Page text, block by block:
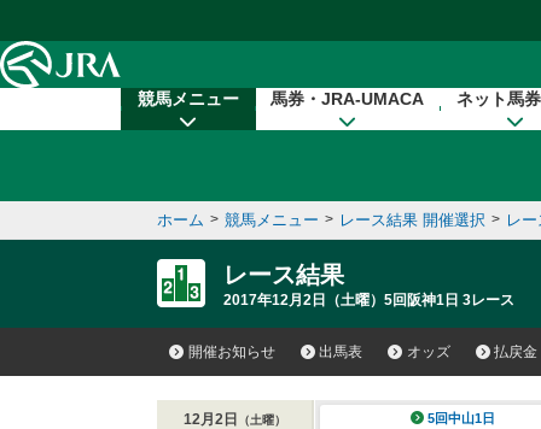
競馬メニュー 馬券・JRA-UMACA ネット馬
ホーム > 競馬メニュー > レース結果 開催選択 > レ
レース結果
2017年12月2日（土曜）5回阪神1日 3レース
開催お知らせ 出馬表 オッズ 払戻金
12月2日 （土曜） 5回中山1日